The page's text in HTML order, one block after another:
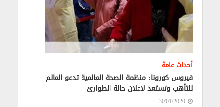
أحداث عامة
فيروس كورونا: منظمة الصحة العالمية تدعو العالم
للتأهب وتستعد لاعلان حالة الطوارئ
30/01/2020